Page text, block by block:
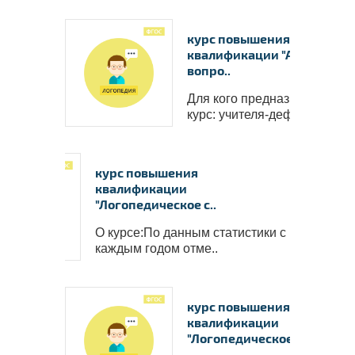
курс повышения
квалификации
вопро..
Для кого предназначен
курс: учителя-дефекто..
курс повышения
квалификации
"Логопедическое с..
О курсе:По данным статистики с
каждым годом отме..
курс повышения
квалификации
"Логопедическое с..